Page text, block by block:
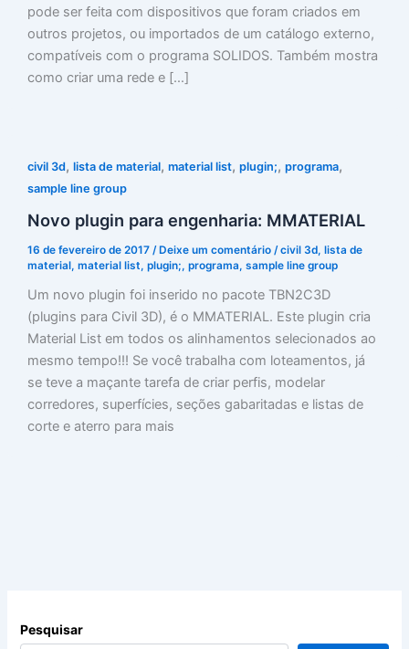
pode ser feita com dispositivos que foram criados em
outros projetos, ou importados de um catálogo externo,
compatíveis com o programa SOLIDOS. Também mostra
como criar uma rede e […]
civil 3d, lista de material, material list, plugin;, programa,
sample line group
Novo plugin para engenharia: MMATERIAL
16 de fevereiro de 2017 /Deixe um comentário /civil 3d, lista de
material, material list, plugin;, programa, sample line group
Um novo plugin foi inserido no pacote TBN2C3D
(plugins para Civil 3D), é o MMATERIAL. Este plugin cria
Material List em todos os alinhamentos selecionados ao
mesmo tempo!!! Se você trabalha com loteamentos, já
se teve a maçante tarefa de criar perfis, modelar
corredores, superfícies, seções gabaritadas e listas de
corte e aterro para mais
Pesquisar